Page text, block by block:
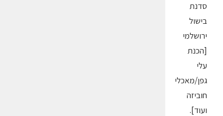
סדנת
בישול
ירושלמי
[הכנת
עלי
גפן/מאכלי
חוביזה
ועוד].